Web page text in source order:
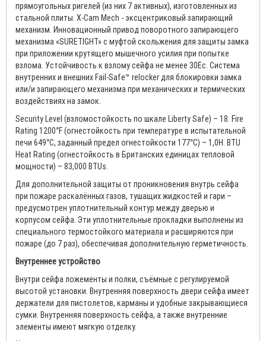
прямоугольных ригелей (из них 7 активных), изготовленных из
стальной плиты. X-Cam Mech - эксцентриковый запирающий
механизм. Инновационный привод поворотного запирающего
механизма «SURETIGHT» с муфтой скольжения для защиты замка
при приложении крутящего мышечного усилия при попытке
взлома. Устойчивость к взлому сейфа не менее 30Ес. Система
внутренних и внешних Fail-Safe™ relocker для блокировки замка
или/и запирающего механизма при механических и термических
воздействиях на замок.
Security Level (взломостойкость по шкале Liberty Safe) – 18. Fire
Rating 1200°F (огнестойкость при температуре в испытательной
печи 649°C, заданный предел огнестойкости 177°C) – 1,0H. BTU
Heat Rating (огнестойкость в Британских единицах тепловой
мощности) – 83,000 BTUs.
Для дополнительной защиты от проникновения внутрь сейфа
при пожаре раскалённых газов, тушащих жидкостей и гари –
предусмотрен уплотнительный контур между дверью и
корпусом сейфа. Эти уплотнительные прокладки выполнены из
специального термостойкого материала и расширяются при
пожаре (до 7 раз), обеспечивая дополнительную герметичность.
Внутреннее устройство
Внутри сейфа ложементы и полки, съёмные с регулируемой
высотой установки. Внутренняя поверхность двери сейфа имеет
держатели для пистолетов, карманы и удобные закрывающиеся
сумки. Внутренняя поверхность сейфа, а также внутренние
элементы имеют мягкую отделку.